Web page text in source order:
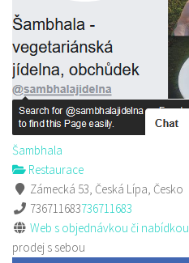
Šambhala
Restaurace
Zámecká 53, Česká Lípa, Česko
736711683736711683
Web s objednávkou či nabídkou
prodej s sebou